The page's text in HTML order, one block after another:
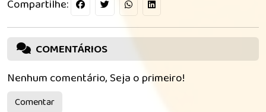
Compartilhe:
COMENTÁRIOS
Nenhum comentário, Seja o primeiro!
Comentar